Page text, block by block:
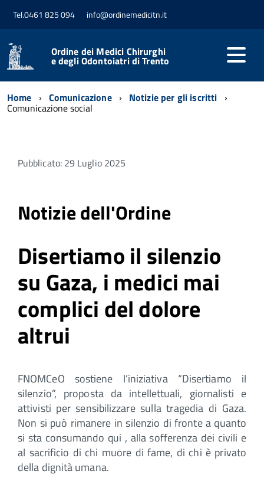
Tel.0461 825 094 info@ordinemedicitn.it
Ordine dei Medici Chirurghi
e degli Odontoiatri di Trento
Home Comunicazione Notizie per gli iscritti
Comunicazione social
Pubblicato: 29 Luglio 2025
Notizie dell'Ordine
Disertiamo il silenzio
su Gaza, i medici mai
complici del dolore
altrui
FNOMCeO sostiene l’iniziativa “Disertiamo il
silenzio”, proposta da intellettuali, giornalisti e
attivisti per sensibilizzare sulla tragedia di Gaza.
Non si può rimanere in silenzio di fronte a quanto
si sta consumando qui , alla sofferenza dei civili e
al sacrificio di chi muore di fame, di chi è privato
della dignità umana.